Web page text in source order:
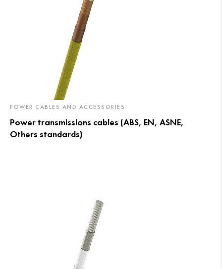
POWER CABLES AND ACCESSORIES
Power transmissions cables (ABS, EN, ASNE,
Others standards)